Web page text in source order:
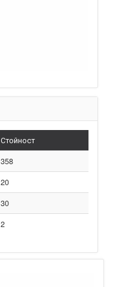
Стойност
358
20
30
2